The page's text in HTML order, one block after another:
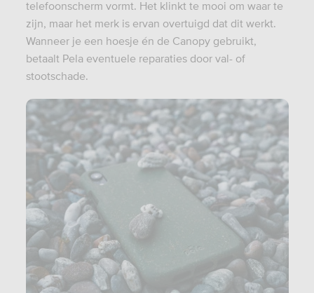
telefoonscherm vormt. Het klinkt te mooi om waar te
zijn, maar het merk is ervan overtuigd dat dit werkt.
Wanneer je een hoesje én de Canopy gebruikt,
betaalt Pela eventuele reparaties door val- of
stootschade.